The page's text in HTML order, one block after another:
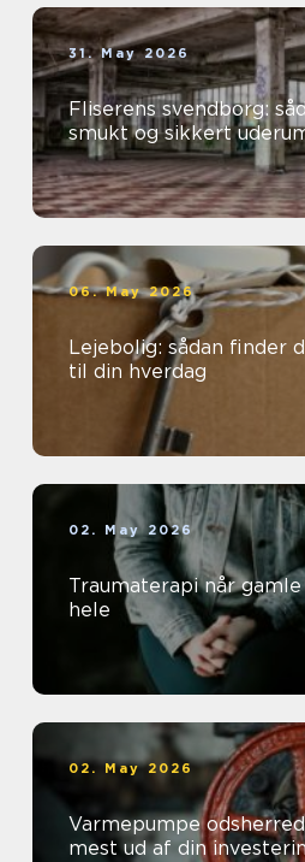
31. May 2026
Fliserens svendborg:
smukt og sikkert
06. May 2026
Lejebolig: sådan finder
til din hverdag
02. May 2026
Traumaterapi når gamle sår får lov at
hele
02. May 2026
Varmepumpe odsherred sådan får
mest ud af din